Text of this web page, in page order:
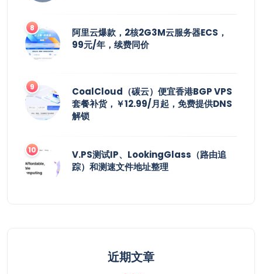
阿里云爆款，2核2G3M云服务器ECS，
99元/年，续费同价
CoalCloud（碳云）便宜香港BGP VPS
套餐补货，￥12.99/月起，免费提供DNS
解锁
V.PS测试IP、LookingGlass（路由追
踪）和测速文件地址整理
近期文章